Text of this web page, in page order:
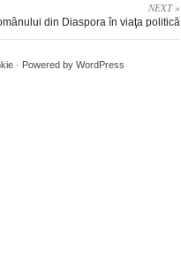
NEXT »
din Diaspora în viaţa politică
· Powered by WordPress